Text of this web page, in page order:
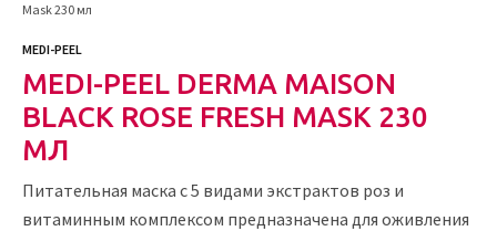
Mask 230 мл
MEDI-PEEL
MEDI-PEEL DERMA MAISON
BLACK ROSE FRESH MASK 230
МЛ
Питательная маска с 5 видами экстрактов роз и
витаминным комплексом предназначена для оживления